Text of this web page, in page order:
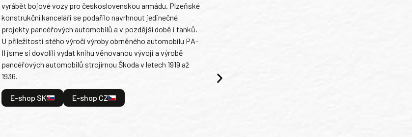
vyrábět bojové vozy pro československou armádu. Plzeňské
konstrukční kanceláři se podařilo navrhnout jedinečné
projekty pancéřových automobilů a v pozdější době i tanků.
U příležitosti stého výročí výroby obrněného automobilu PA-
II jsme si dovolili vydat knihu věnovanou vývoji a výrobě
pancéřových automobilů strojírnou Škoda v letech 1919 až
1936.
E-shop SK E-shop CZ